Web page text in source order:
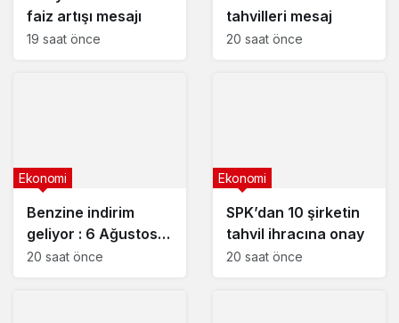
faiz artışı mesajı
19 saat önce
tahvilleri mesaj
20 saat önce
Benzine indirim
geliyor : 6 Ağustos
2026 güncel
Ekonomi
20 saat önce
SPK’dan 10 şirketin
tahvil ihracına onay
Ekonomi
20 saat önce